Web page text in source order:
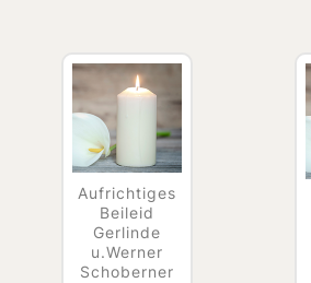
Aufrichtiges
Beileid
Gerlinde
u.Werner
Schoberner